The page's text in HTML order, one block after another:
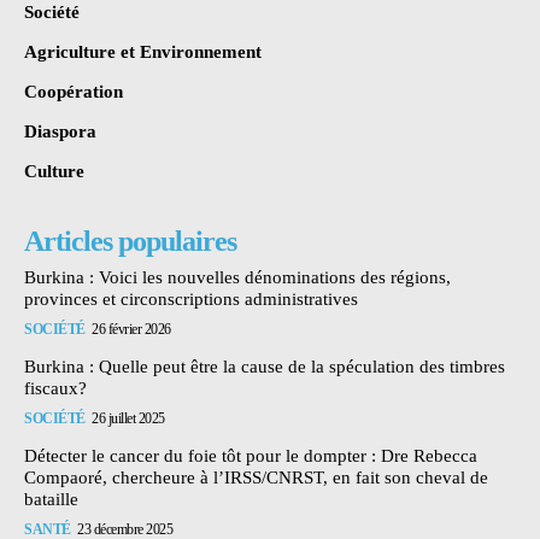
Société
Agriculture et Environnement
Coopération
Diaspora
Culture
Articles populaires
Burkina : Voici les nouvelles dénominations des régions,
provinces et circonscriptions administratives
SOCIÉTÉ 26 février 2026
Burkina : Quelle peut être la cause de la spéculation des timbres
fiscaux?
SOCIÉTÉ 26 juillet 2025
Détecter le cancer du foie tôt pour le dompter : Dre Rebecca
Compaoré, chercheure à l’IRSS/CNRST, en fait son cheval de
bataille
SANTÉ 23 décembre 2025